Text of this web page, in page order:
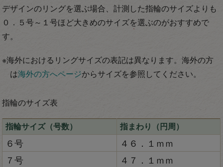
デザインのリングを選ぶ場合、計測した指輪のサイズよりも
０．５号～１号ほど大きめのサイズを選ぶのがおすすめで
す。
※海外におけるリングサイズの表記は異なります。海外の方
は海外の方へページからサイズを参照してください。
指輪のサイズ表
指輪サイズ（号数） 指まわり（円周）
６号
４６．１ｍｍ
７号
４７．１ｍｍ